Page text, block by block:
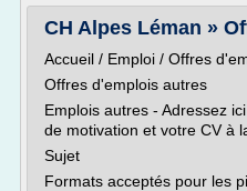
CH Alpes Léman »
Accueil / Emploi / Offres
Offres d'emplois autres
Emplois autres - Adressez
de motivation et votre CV à
Sujet
Formats acceptés pour les